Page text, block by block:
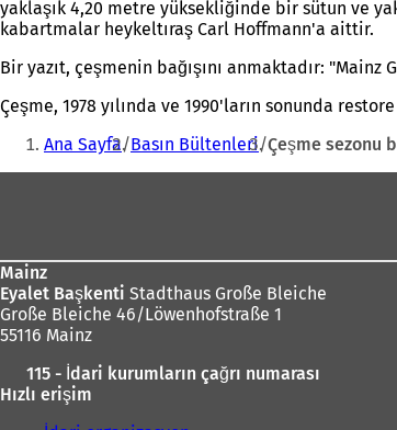
yaklaşık 4,20 metre yüksekliğinde bir sütun ve
kabartmalar heykeltıraş Carl Hoffmann'a aittir.
Bir yazıt, çeşmenin bağışını anmaktadır:
Çeşme, 1978 yılında ve 1990'ların sonunda
Buradasınız:
Ana Sayfa Basın Bültenleri Çeşme sezonu
Mainz
Eyalet Başkenti Stadthaus Große Bleiche
Große Bleiche 46/Löwenhofstraße 1
55116 Mainz
115 - İdari kurumların çağrı numarası
Hızlı erişim